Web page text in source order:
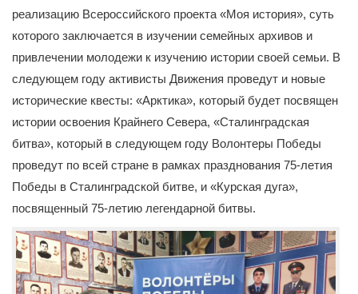
реализацию Всероссийского проекта «Моя история», суть
которого заключается в изучении семейных архивов и
привлечении молодежи к изучению истории своей семьи. В
следующем году активисты Движения проведут и новые
исторические квесты: «Арктика», который будет посвящен
истории освоения Крайнего Севера, «Сталинградская
битва», который в следующем году Волонтеры Победы
проведут по всей стране в рамках празднования 75-летия
Победы в Сталинградской битве, и «Курская дуга»,
посвященный 75-летию легендарной битвы.